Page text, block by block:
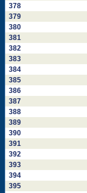
378
379
380
381
382
383
384
385
386
387
388
389
390
391
392
393
394
395